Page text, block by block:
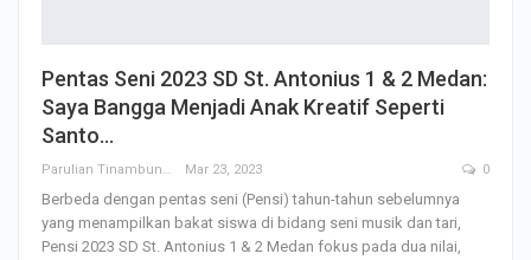
Pentas Seni 2023 SD St. Antonius 1 & 2 Medan:
Saya Bangga Menjadi Anak Kreatif Seperti
Santo…
Parulian Tinambunan Mar 23, 2023 0
Berbeda dengan pentas seni (Pensi) tahun-tahun sebelumnya
yang menampilkan bakat siswa di bidang seni musik dan tari,
Pensi 2023 SD St. Antonius 1 & 2 Medan fokus pada dua nilai,